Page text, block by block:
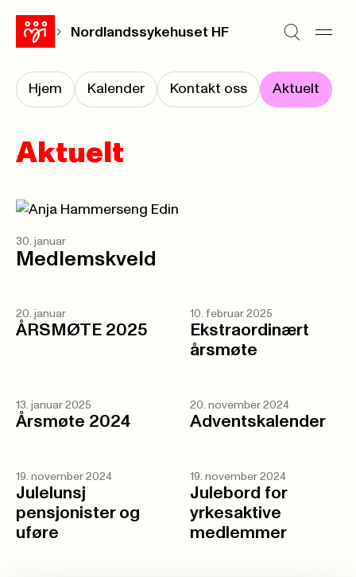
Nordlandssykehuset HF
Hjem Kalender Kontakt oss Aktuelt
Aktuelt
30. januar
Medlemskveld
20. januar
ÅRSMØTE 2025
10. februar 2025
Ekstraordinært
årsmøte
13. januar 2025
Årsmøte 2024
20. november 2024
Adventskalender
19. november 2024
Julelunsj
pensjonister og
uføre
19. november 2024
Julebord for
yrkesaktive
medlemmer